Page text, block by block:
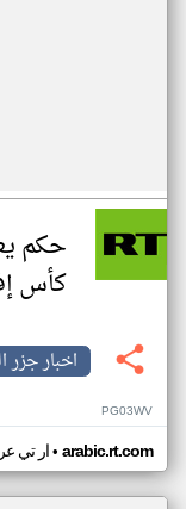
حكم
كأس
اخبار جزر
PG03WV
ار تي• arabic.rt.com